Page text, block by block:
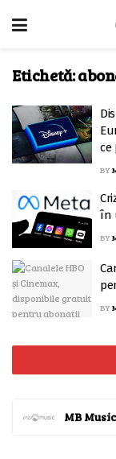
Etichetă:
ce
BY
în
BY
BY
MB